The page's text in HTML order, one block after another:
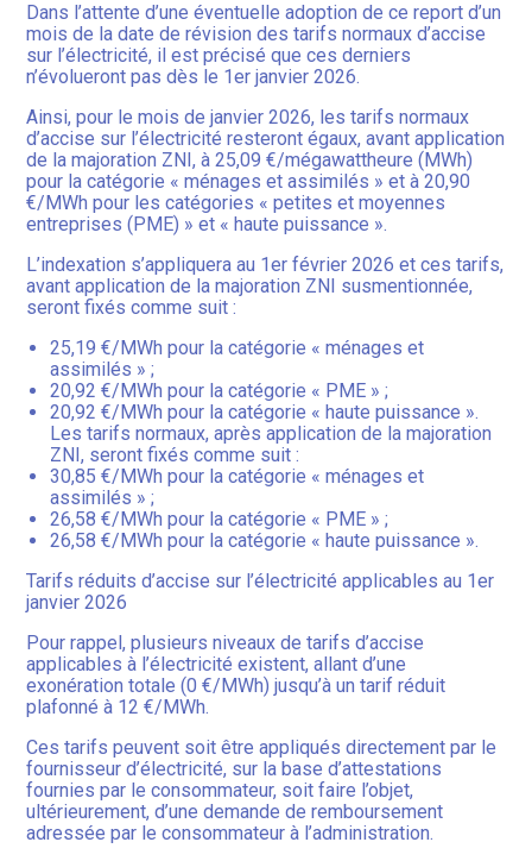
Dans l’attente d’une éventuelle adoption de ce report d’un
mois de la date de révision des tarifs normaux d’accise
sur l’électricité, il est précisé que ces derniers
n’évolueront pas dès le 1er janvier 2026.
Ainsi, pour le mois de janvier 2026, les tarifs normaux
d’accise sur l’électricité resteront égaux, avant application
de la majoration ZNI, à 25,09 €/mégawattheure (MWh)
pour la catégorie « ménages et assimilés » et à 20,90
€/MWh pour les catégories « petites et moyennes
entreprises (PME) » et « haute puissance ».
L’indexation s’appliquera au 1er février 2026 et ces tarifs,
avant application de la majoration ZNI susmentionnée,
seront fixés comme suit :
25,19 €/MWh pour la catégorie « ménages et
assimilés » ;
20,92 €/MWh pour la catégorie « PME » ;
20,92 €/MWh pour la catégorie « haute puissance ».
Les tarifs normaux, après application de la majoration
ZNI, seront fixés comme suit :
30,85 €/MWh pour la catégorie « ménages et
assimilés » ;
26,58 €/MWh pour la catégorie « PME » ;
26,58 €/MWh pour la catégorie « haute puissance ».
Tarifs réduits d’accise sur l’électricité applicables au 1er
janvier 2026
Pour rappel, plusieurs niveaux de tarifs d’accise
applicables à l’électricité existent, allant d’une
exonération totale (0 €/MWh) jusqu’à un tarif réduit
plafonné à 12 €/MWh.
Ces tarifs peuvent soit être appliqués directement par le
fournisseur d’électricité, sur la base d’attestations
fournies par le consommateur, soit faire l’objet,
ultérieurement, d’une demande de remboursement
adressée par le consommateur à l’administration.